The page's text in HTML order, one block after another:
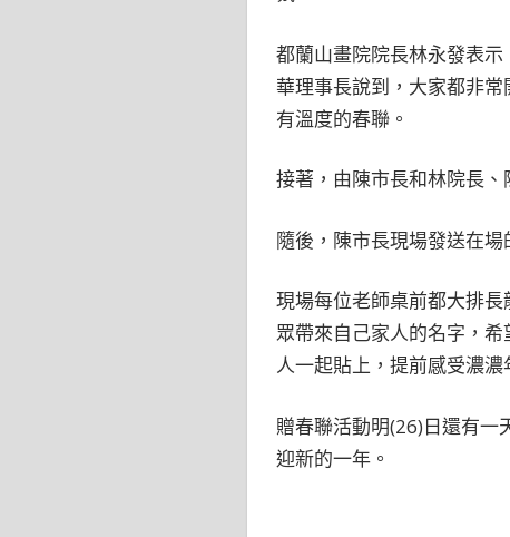
都蘭山畫院院長林永發表
華理事長說到，大家都非
有溫度的春聯。
接著，由陳市長和林院長
隨後，陳市長現場發送在
現場每位老師桌前都大排
眾帶來自己家人的名字，
人一起貼上，提前感受濃濃
贈春聯活動明(26)日還有一
迎新的一年。